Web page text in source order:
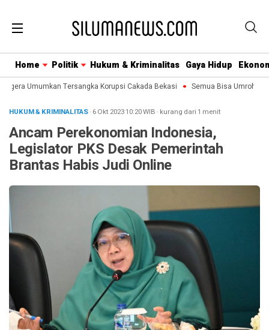
Home Politik Hukum & Kriminalitas Gaya Hidup
Umumkan Tersangka Korupsi Cakada Bekasi Semua Bisa Umroh
HUKUM & KRIMINALITAS· 6 Okt 202310:20WIB · kurang dari 1 menit
Ancam Perekonomian Indonesia,
Legislator PKS Desak Pemerintah
Brantas Habis Judi Online